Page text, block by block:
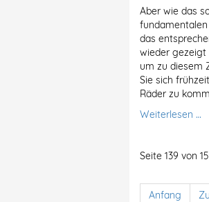
Aber wie das
das
wieder gezeigt
um zu diesem
Sie sich
Räder zu
Weiterlesen …
Seite 139 von
Anfang